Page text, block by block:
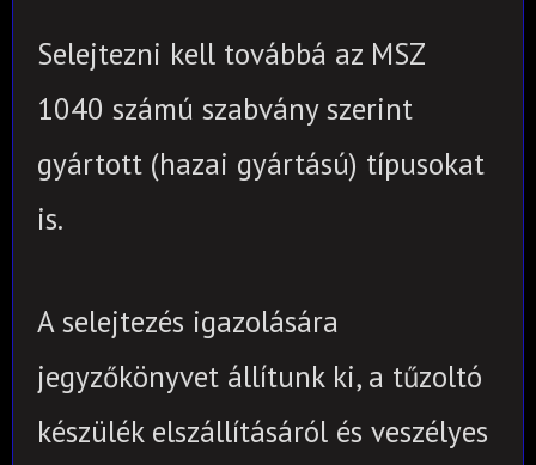
Selejtezni kell továbbá az MSZ
1040 számú szabvány szerint
gyártott (hazai gyártású) típusokat
is.
A selejtezés igazolására
jegyzőkönyvet állítunk ki, a tűzoltó
készülék elszállításáról és veszélyes